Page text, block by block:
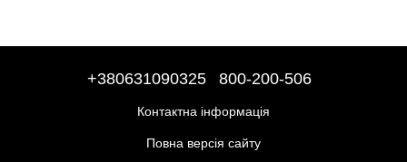
+380631090325 800-200-506
Контактна інформація
Повна версія сайту